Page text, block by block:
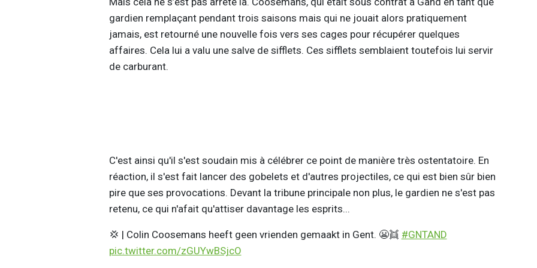
gardien remplaçant pendant trois saisons mais qui ne jouait alors pratiquement
jamais, est retourné une nouvelle fois vers ses cages pour récupérer quelques
affaires. Cela lui a valu une salve de sifflets. Ces sifflets semblaient toutefois lui servir
de carburant.
C'est ainsi qu'il s'est soudain mis à célébrer ce point de manière très ostentatoire. En
réaction, il s'est fait lancer des gobelets et d'autres projectiles, ce qui est bien sûr bien
pire que ses provocations. Devant la tribune principale non plus, le gardien ne s'est pas
retenu, ce qui n'afait qu'attiser davantage les esprits...
💢 | Colin Coosemans heeft geen vrienden gemaakt in Gent. 😬👯 #GNTAND
pic.twitter.com/zGUYwBSjcO